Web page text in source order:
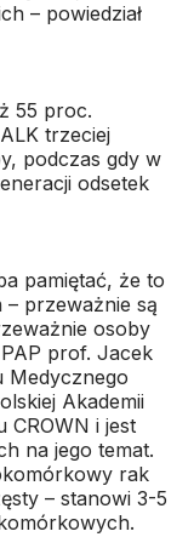
– powiedział
55 proc.
trzeciej
podczas gdy w
odsetek
pamiętać, że to
przeważnie są
osoby
prof. Jacek
Medycznego
Akademii
CROWN i jest
na jego temat.
rak
– stanowi 3-5